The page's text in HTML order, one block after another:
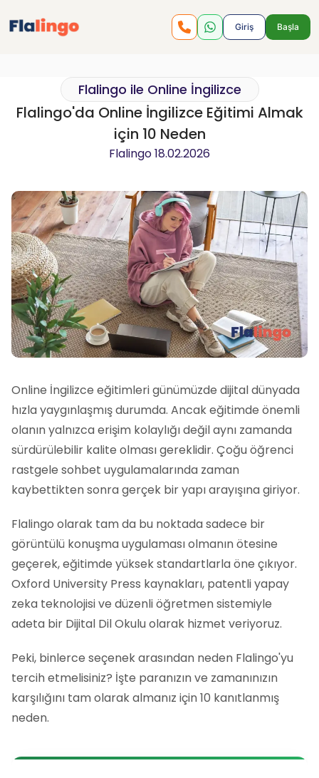
Giriş Başla
Flalingo ile Online İngilizce
Flalingo'da Online İngilizce Eğitimi Almak
için 10 Neden
Flalingo18.02.2026
Online İngilizce eğitimleri günümüzde dijital dünyada
hızla yaygınlaşmış durumda. Ancak eğitimde önemli
olanın yalnızca erişim kolaylığı değil aynı zamanda
sürdürülebilir kalite olması gereklidir. Çoğu öğrenci
rastgele sohbet uygulamalarında zaman
kaybettikten sonra gerçek bir yapı arayışına giriyor.
Flalingo olarak tam da bu noktada sadece bir
görüntülü konuşma uygulaması olmanın ötesine
geçerek, eğitimde yüksek standartlarla öne çıkıyor.
Oxford University Press kaynakları, patentli yapay
zeka teknolojisi ve düzenli öğretmen sistemiyle
adeta bir Dijital Dil Okulu olarak hizmet veriyoruz.
Peki, binlerce seçenek arasından neden Flalingo'yu
tercih etmelisiniz? İşte paranızın ve zamanınızın
karşılığını tam olarak almanız için 10 kanıtlanmış
neden.